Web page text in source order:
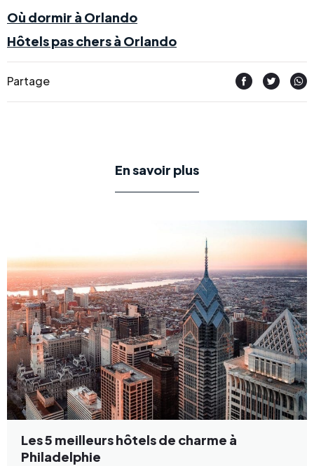
Où dormir à Orlando
Hôtels pas chers à Orlando
Partage
En savoir plus
Les 5 meilleurs hôtels de charme à
Philadelphie